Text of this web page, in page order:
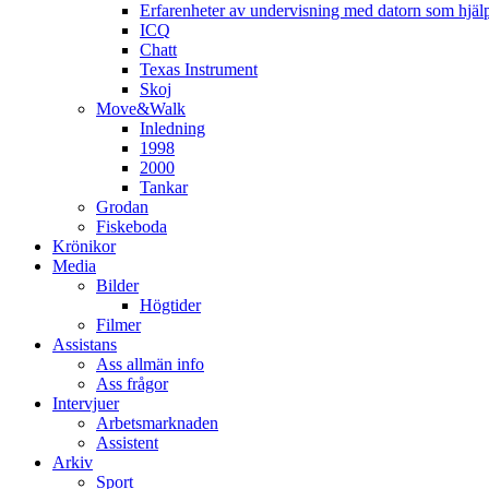
Erfarenheter av undervisning med datorn som
ICQ
Chatt
Texas Instrument
Skoj
Move&Walk
Inledning
1998
2000
Tankar
Grodan
Fiskeboda
Krönikor
Media
Bilder
Högtider
Filmer
Assistans
Ass allmän info
Ass frågor
Intervjuer
Arbetsmarknaden
Assistent
Arkiv
Sport